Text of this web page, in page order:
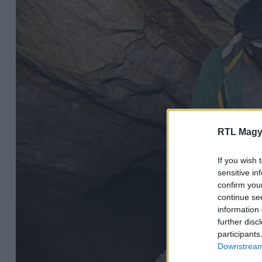
RTL
If you wish
sensitive
confirm
continue
information
further